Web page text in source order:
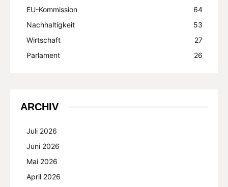
EU-Kommission
64
Nachhaltigkeit
53
Wirtschaft
27
Parlament
26
ARCHIV
Juli 2026
Juni 2026
Mai 2026
April 2026